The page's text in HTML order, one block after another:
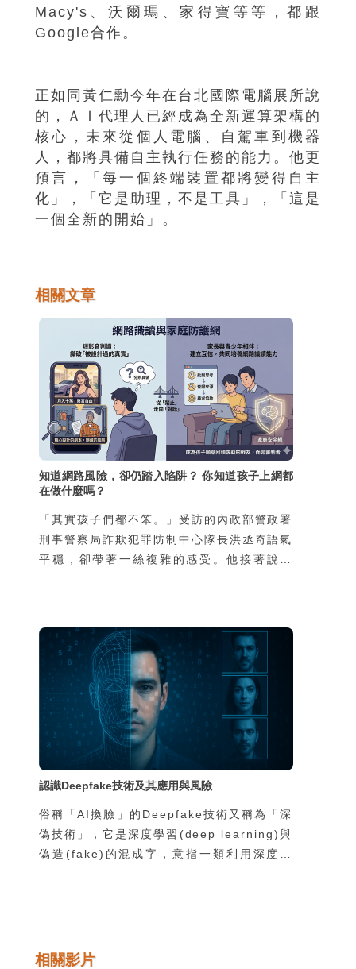
Macy's、沃爾瑪、家得寶等等，都跟
Google合作。
正如同黃仁勳今年在台北國際電腦展所說
的，ＡＩ代理人已經成為全新運算架構的
核心，未來從個人電腦、自駕車到機器
人，都將具備自主執行任務的能力。他更
預言，「每一個終端裝置都將變得自主
化」，「它是助理，不是工具」，「這是
一個全新的開始」。
相關文章
知道網路風險，卻仍踏入陷阱？ 你知道孩子上網都
在做什麼嗎？
「其實孩子們都不笨。」受訪的內政部警政署
刑事警察局詐欺犯罪防制中心隊長洪丞奇語氣
平穩，卻帶著一絲複雜的感受。他接著說：
到兩成，其餘八成都是再普通不過的家庭，家
裡沒有特別辛苦，也不是因為缺錢。」那為什
麼這些學生還要冒險去從事這樣的違法行為
呢？
認識Deepfake技術及其應用與風險
俗稱「AI換臉」的Deepfake技術又稱為「深
偽技術」，它是深度學習(deep learning)與
偽造(fake)的混成字，意指一類利用深度學
上，因此各種相關的善意或惡意的應用方式層
相關影片